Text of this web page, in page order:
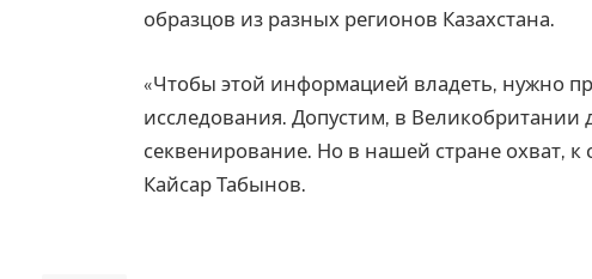
образцов из разных регионов Казахстана.
«Чтобы этой информацией владеть, нужно
исследования. Допустим, в Великобритании
секвенирование. Но в нашей стране охват,
Кайсар Табынов.